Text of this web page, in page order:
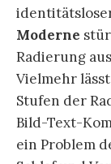
soñando –
weil er ein
Die
Ikonografie